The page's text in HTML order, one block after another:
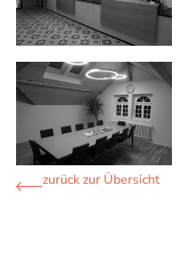
zurück zur Übersicht